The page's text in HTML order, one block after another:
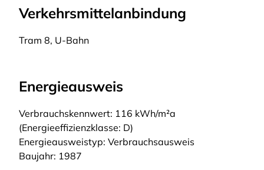
Verkehrsmittelanbindung
Tram 8, U-Bahn
Energieausweis
Verbrauchskennwert: 116 kWh/m²a
(Energieeffizienzklasse: D)
Energieausweistyp: Verbrauchsausweis
Baujahr: 1987